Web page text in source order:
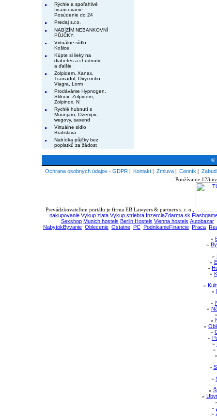
Rýchle a spoľahlivé
financovanie –
Posúdenie do 24
Predaj s.r.o.
NABÍZÍM NEBANKOVNÍ
PŮJČKY.
Virtuálne sídlo
Košice
Kúpte si lieky na
diabetes a chudnutie
a ďalšie
Zolpidem, Xanax,
Tramadol, Oxycontin,
Viagra, Lorm
Prodáváme Hypnogen,
Stilnox, Zolpidem,
Zolpinox, N
Rychlé hubnutí s
Mounjaro, Ozempic,
wegovy, saxend
Virtuálne sídlo
Bratislava
Nabídka půjčky bez
poplatků za žádost
©
Ochrana osobných údajov - GDPR | Kontakt | Zmluva | Cenník |
Používanie
Prevádzkovateľom portálu je firma EB Lawyers & partners s. r. o.,
nakupovanie Vykup zlata Vykup striebra InzerciaZdarma.sk
Sexshop Munich hostels Berlin Hostels Vienna hostels Autobazar
NabytokByvanie Oblecenie Ostatne PC PodnikanieFinancie Praca
»
»
»
»
»
»
»
»
»
»
»
»
»
»
»
»
»
»
»
»
»
»